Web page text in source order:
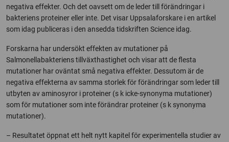
negativa effekter. Och det oavsett om de leder till förändringar i
bakteriens proteiner eller inte. Det visar Uppsalaforskare i en artikel
som idag publiceras i den ansedda tidskriften Science idag.
Forskarna har undersökt effekten av mutationer på
Salmonellabakteriens tillväxthastighet och visar att de flesta
mutationer har oväntat små negativa effekter. Dessutom är de
negativa effekterna av samma storlek för förändringar som leder till
utbyten av aminosyror i proteiner (s k icke-synonyma mutationer)
som för mutationer som inte förändrar proteiner (s k synonyma
mutationer).
– Resultatet öppnat ett helt nytt kapitel för experimentella studier av